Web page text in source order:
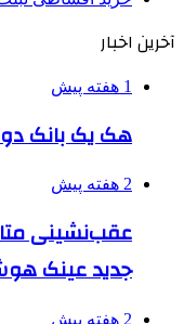
آخرین اخبار
1 هفته پیش
هک یک بانک
2 هفته پیش
عقب‌نشینی متا
جدید عینک
2 هفته پیش